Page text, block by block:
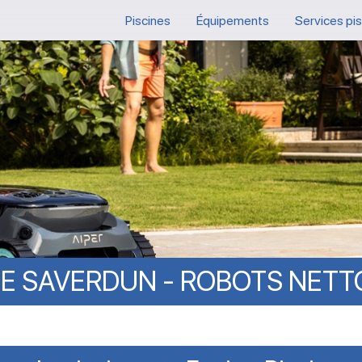
Piscines Équipements Services
SAVERDUN - ROBOTS